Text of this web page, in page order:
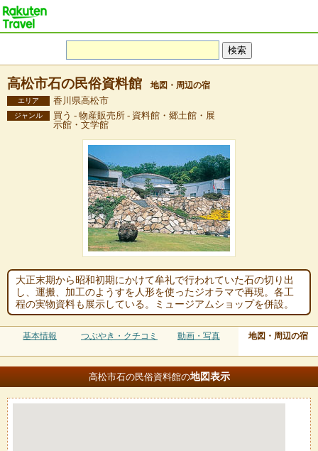
高松市石の民俗資料館 地図・周辺の宿
エリア 香川県高松市
ジャンル
買う - 物産販売所 - 資料館・郷土館・展
示館・文学館
大正末期から昭和初期にかけて牟礼で行われていた石の切り出
し、運搬、加工のようすを人形を使ったジオラマで再現。各工
程の実物資料も展示している。ミュージアムショップを併設。
基本情報 つぶやき・クチコミ 動画・写真 地図・周辺の宿
高松市石の民俗資料館の地図表示